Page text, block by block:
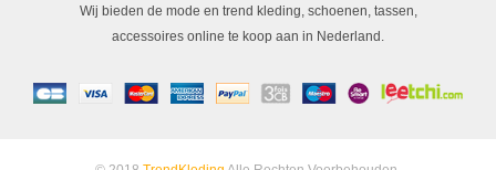
Wij bieden de mode en trend kleding, schoenen, tassen,
accessoires online te koop aan in Nederland.